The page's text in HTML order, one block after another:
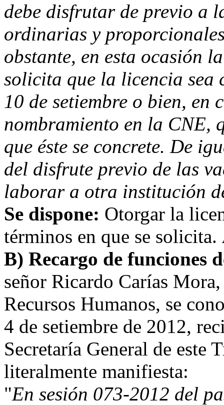
debe disfrutar de previo a
ordinarias y
obstante, en esta ocasión
solicita que la licencia
10 de setiembre o bien, en
nombramiento en la CNE,
que éste se concrete. De
del disfrute previo de las
laborar a otra institución
Se dispone: Otorgar la
términos en que se solicita.
B) Recargo de funciones
señor Ricardo Carías
Recursos Humanos, se
4 de setiembre de 2012,
Secretaría General de este
literalmente manifiesta:
"En sesión 073-2012 del